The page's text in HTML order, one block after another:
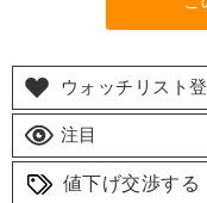
ウォッチリスト
注目
値下げ交渉する